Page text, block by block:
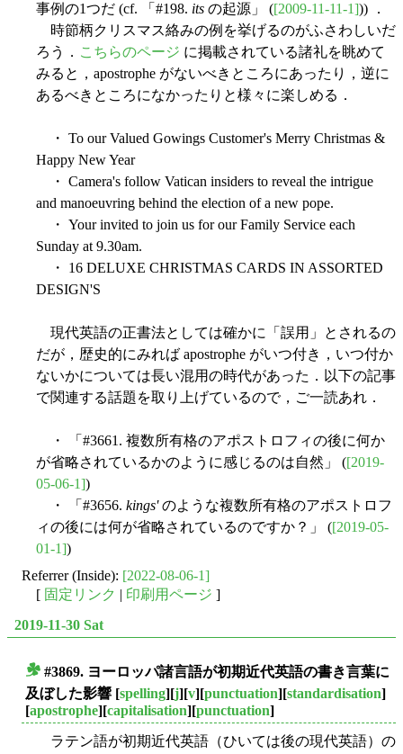
事例の1つだ (cf. 「#198. its の起源」 ([2009-11-11-1])) ．
時節柄クリスマス絡みの例を挙げるのがふさわしいだ
ろう． こちらのページ に掲載されている諸礼を眺めて
みると，apostrophe がないべきところにあったり，逆に
あるべきところになかったりと様々に楽しめる．
・ To our Valued Gowings Customer's Merry Christmas &
Happy New Year
・ Camera's follow Vatican insiders to reveal the intrigue
and manoeuvring behind the election of a new pope.
・ Your invited to join us for our Family Service each
Sunday at 9.30am.
・ 16 DELUXE CHRISTMAS CARDS IN ASSORTED
DESIGN'S
現代英語の正書法としては確かに「誤用」とされるの
だが，歴史的にみれば apostrophe がいつ付き，いつ付か
ないかについては長い混用の時代があった．以下の記事
で関連する話題を取り上げているので，ご一読あれ．
・ 「#3661. 複数所有格のアポストロフィの後に何か
が省略されているかのように感じるのは自然」 ([2019-
05-06-1])
・ 「#3656. kings'のような複数所有格のアポストロフ
ィの後には何が省略されているのですか？」 ([2019-05-
01-1])
Referrer (Inside): [2022-08-06-1]
[ 固定リンク | 印刷用ページ ]
2019-11-30 Sat
#3869. ヨーロッパ諸言語が初期近代英語の書き言葉に
及ぼした影響 [spelling][j][v][punctuation][standardisation]
[apostrophe][capitalisation][punctuation]
ラテン語が初期近代英語（ひいては後の現代英語）の